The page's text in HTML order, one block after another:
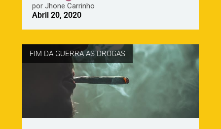
porJhone Carrinho
Abril 20, 2020
FIM DA GUERRA AS DROGAS